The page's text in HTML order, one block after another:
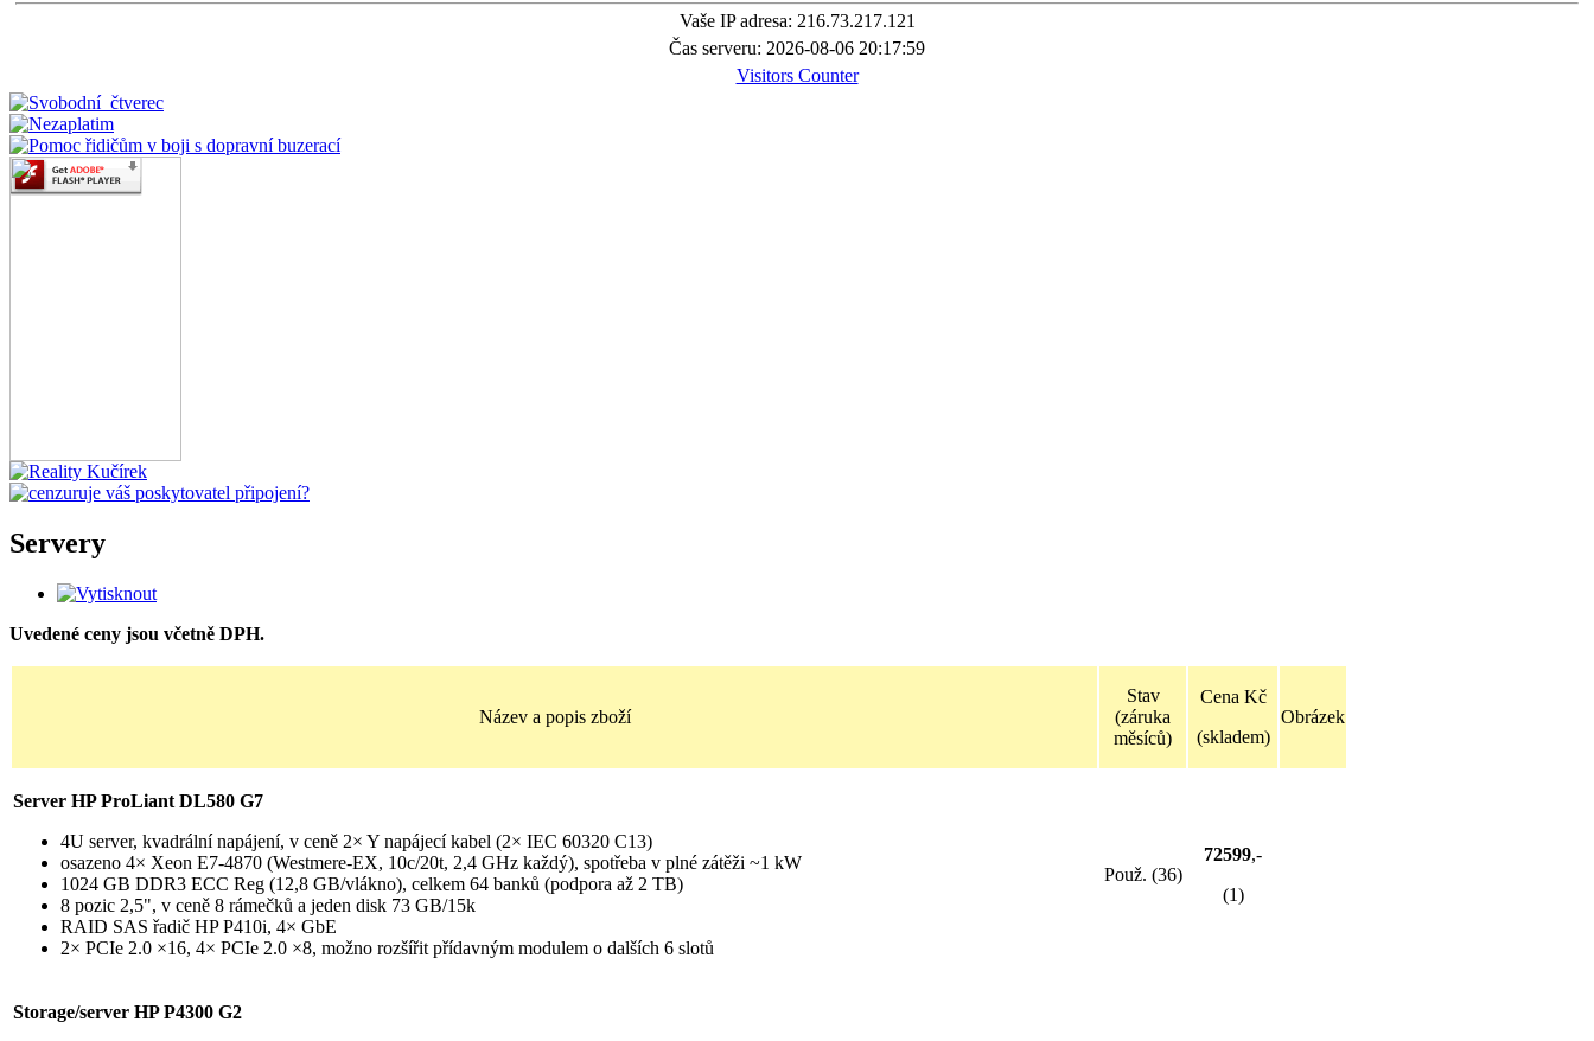
Vaše IP adresa: 216.73.217.121
Čas serveru: 2026-08-06 20:17:59
Visitors Counter
Servery
Uvedené ceny jsou včetně DPH.
Název a popis zboží
Stav
(záruka
měsíců)
Cena Kč
(skladem)
Obrázek
Server HP ProLiant DL580 G7
4U server, kvadrální napájení, v ceně 2× Y napájecí kabel (2× IEC 60320 C13)
osazeno 4× Xeon E7-4870 (Westmere-EX, 10c/20t, 2,4 GHz každý), spotřeba v plné zátěži ~1 kW
1024 GB DDR3 ECC Reg (12,8 GB/vlákno), celkem 64 banků (podpora až 2 TB)
8 pozic 2,5", v ceně 8 rámečků a jeden disk 73 GB/15k
RAID SAS řadič HP P410i, 4× GbE
2× PCIe 2.0 ×16, 4× PCIe 2.0 ×8, možno rozšířit přídavným modulem o dalších 6 slotů
Použ. (36)
72599,-
(1)
Storage/server HP P4300 G2